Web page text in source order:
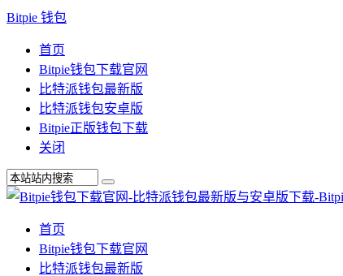
Bitpie 钱包
首页
Bitpie钱包下载官网
比特派钱包最新版
比特派钱包安卓版
Bitpie正版钱包下载
关闭
首页
Bitpie钱包下载官网
比特派钱包最新版